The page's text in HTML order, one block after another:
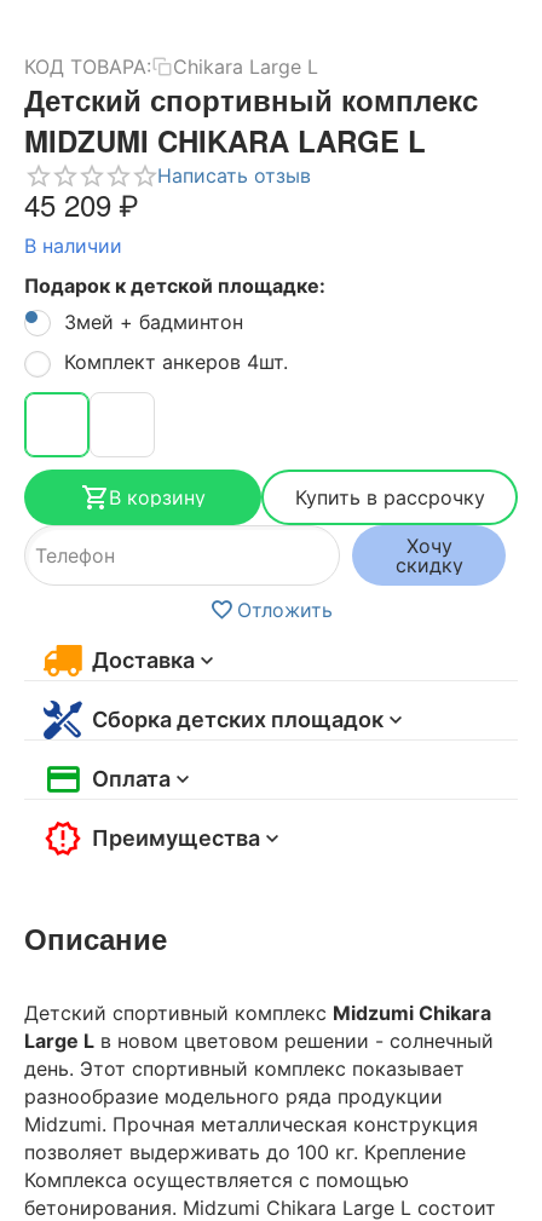
КОД ТОВАРА: Chikara Large L
Детский спортивный комплекс
MIDZUMI CHIKARA LARGE L
Написать отзыв
45 209₽
В наличии
Подарок к детской площадке:
Змей + бадминтон
Комплект анкеров 4шт.
В корзину
Купить в рассрочку
Хочу
скидку
Отложить
Доставка
Сборка детских площадок
Оплата
Преимущества
Описание
Детский спортивный комплекс Midzumi Chikara
Large L в новом цветовом решении - солнечный
день. Этот спортивный комплекс показывает
разнообразие модельного ряда продукции
Midzumi. Прочная металлическая конструкция
позволяет выдерживать до 100 кг. Крепление
Комплекса осуществляется с помощью
бетонирования. Midzumi Chikara Large L состоит